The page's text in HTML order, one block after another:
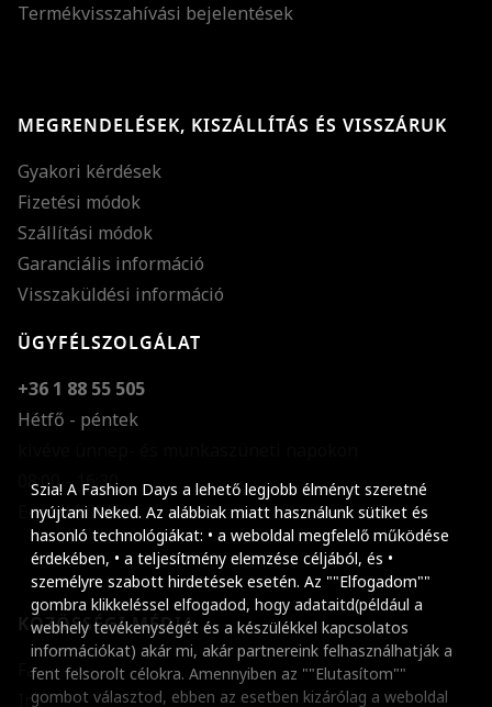
Szia! A Fashion Days a lehető legjobb élményt szeretné
nyújtani Neked. Az alábbiak miatt használunk sütiket és
hasonló technológiákat: • a weboldal megfelelő működése
érdekében, • a teljesítmény elemzése céljából, és •
személyre szabott hirdetések esetén. Az ""Elfogadom""
gombra klikkeléssel elfogadod, hogy adataitd(például a
webhely tevékenységét és a készülékkel kapcsolatos
információkat) akár mi, akár partnereink felhasználhatják a
fent felsorolt célokra. Amennyiben az ""Elutasítom""
gombot választod, ebben az esetben kizárólag a weboldal
Termékvisszahívási bejelentések
MEGRENDELÉSEK, KISZÁLLÍTÁS ÉS VISSZÁRUK
Gyakori kérdések
Fizetési módok
Szállítási módok
Garanciális információ
Visszaküldési információ
ÜGYFÉLSZOLGÁLAT
+36 1 88 55 505
Hétfő - péntek
08:00 - 16:30
E-mail küldése
KÖZÖSSÉGI MÉDIA
Facebook
Instagram
Szöveg méretének
Szóköz növelése
Szóköz csökkentése
Sortávolság
Sortávolság